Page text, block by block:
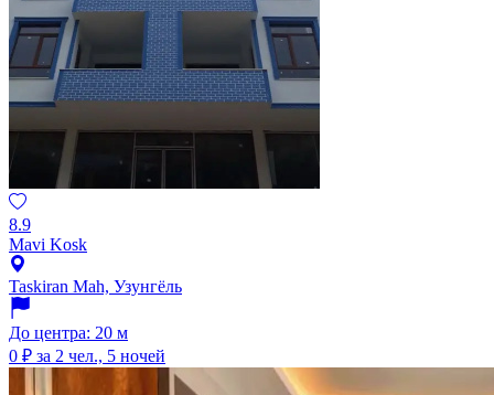
8.9
Mavi Kosk
Taskiran Mah, Узунгёль
До центра: 20 м
0 ₽ за 2 чел., 5 ночей